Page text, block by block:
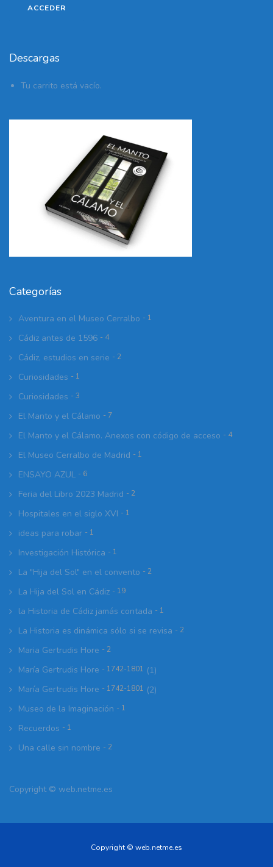
Descargas
Tu carrito está vacío.
Categorías
Aventura en el Museo Cerralbo - 1
Cádiz antes de 1596 - 4
Cádiz, estudios en serie - 2
Curiosidades - 1
Curiosidades - 3
El Manto y el Cálamo - 7
El Manto y el Cálamo. Anexos con código de acceso - 4
El Museo Cerralbo de Madrid - 1
ENSAYO AZUL - 6
Feria del Libro 2023 Madrid - 2
Hospitales en el siglo XVI - 1
ideas para robar - 1
Investigación Histórica - 1
La "Hija del Sol" en el convento - 2
La Hija del Sol en Cádiz - 19
la Historia de Cádiz jamás contada - 1
La Historia es dinámica sólo si se revisa - 2
Maria Gertrudis Hore - 2
María Gertrudis Hore - 1742-1801 (1)
María Gertrudis Hore - 1742-1801 (2)
Museo de la Imaginación - 1
Recuerdos - 1
Una calle sin nombre - 2
Copyright © web.netme.es
Copyright © web.netme.es